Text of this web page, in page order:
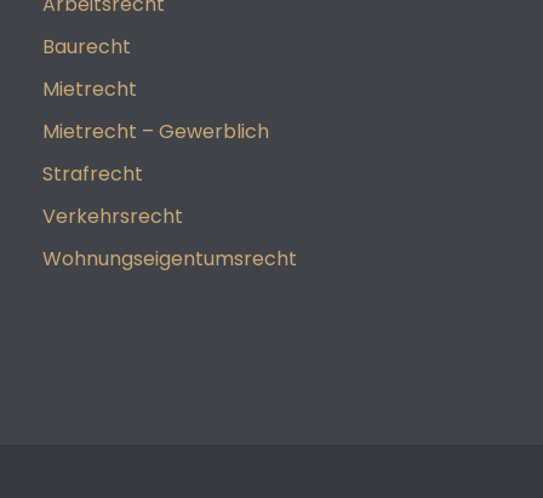
Baurecht
Mietrecht
Mietrecht – Gewerblich
Strafrecht
Verkehrsrecht
Wohnungseigentumsrecht